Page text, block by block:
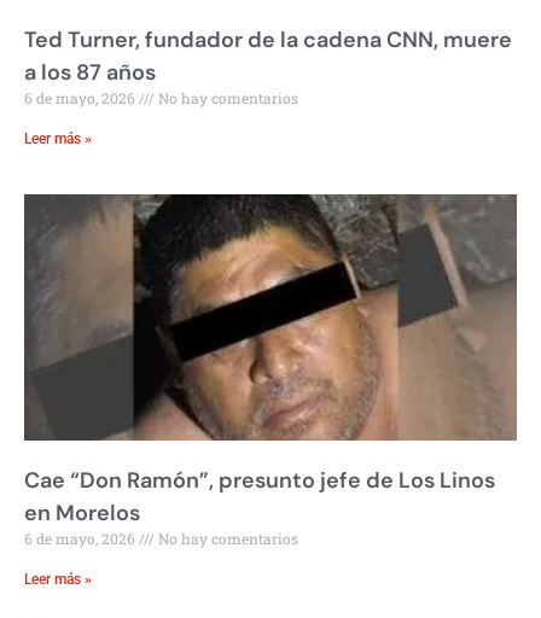
Ted Turner, fundador de la cadena CNN, muere
a los 87 años
6 de mayo, 2026 No hay comentarios
Leer más »
Cae “Don Ramón”, presunto jefe de Los Linos
en Morelos
6 de mayo, 2026 No hay comentarios
Leer más »